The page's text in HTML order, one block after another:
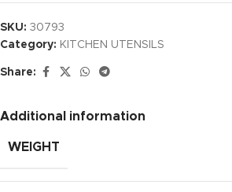
SKU: 30793
Category: KITCHEN UTENSILS
Share:
Additional information
WEIGHT